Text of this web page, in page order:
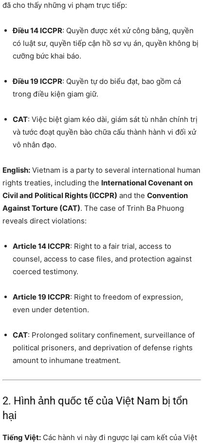
đã cho thấy những vi phạm trực tiếp:
Điều 14 ICCPR: Quyền được xét xử công bằng, quyền
có luật sư, quyền tiếp cận hồ sơ vụ án, quyền không bị
cưỡng bức khai báo.
Điều 19 ICCPR: Quyền tự do biểu đạt, bao gồm cả
trong điều kiện giam giữ.
CAT: Việc biệt giam kéo dài, giám sát tù nhân chính trị
và tước đoạt quyền bào chữa cấu thành hành vi đối xử
vô nhân đạo.
English: Vietnam is a party to several international human
rights treaties, including the International Covenant on
Civil and Political Rights (ICCPR) and the Convention
Against Torture (CAT). The case of Trinh Ba Phuong
reveals direct violations:
Article 14 ICCPR: Right to a fair trial, access to
counsel, access to case files, and protection against
coerced testimony.
Article 19 ICCPR: Right to freedom of expression,
even under detention.
CAT: Prolonged solitary confinement, surveillance of
political prisoners, and deprivation of defense rights
amount to inhumane treatment.
2. Hình ảnh quốc tế của Việt Nam bị tổn
hại
Tiếng Việt: Các hành vi này đi ngược lại cam kết của Việt